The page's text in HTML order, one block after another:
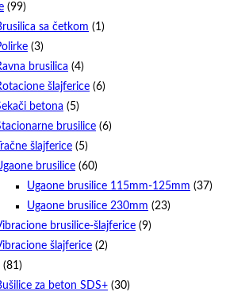
(99)
sa četkom (1)
(3)
brusilica (4)
šlajferice (6)
betona (5)
brusilice (6)
Tračne šlajferice (5)
brusilice (60)
Ugaone brusilice 115mm-125mm (37)
Ugaone brusilice 230mm (23)
brusilice-šlajferice (9)
šlajferice (2)
(81)
za beton SDS+ (30)